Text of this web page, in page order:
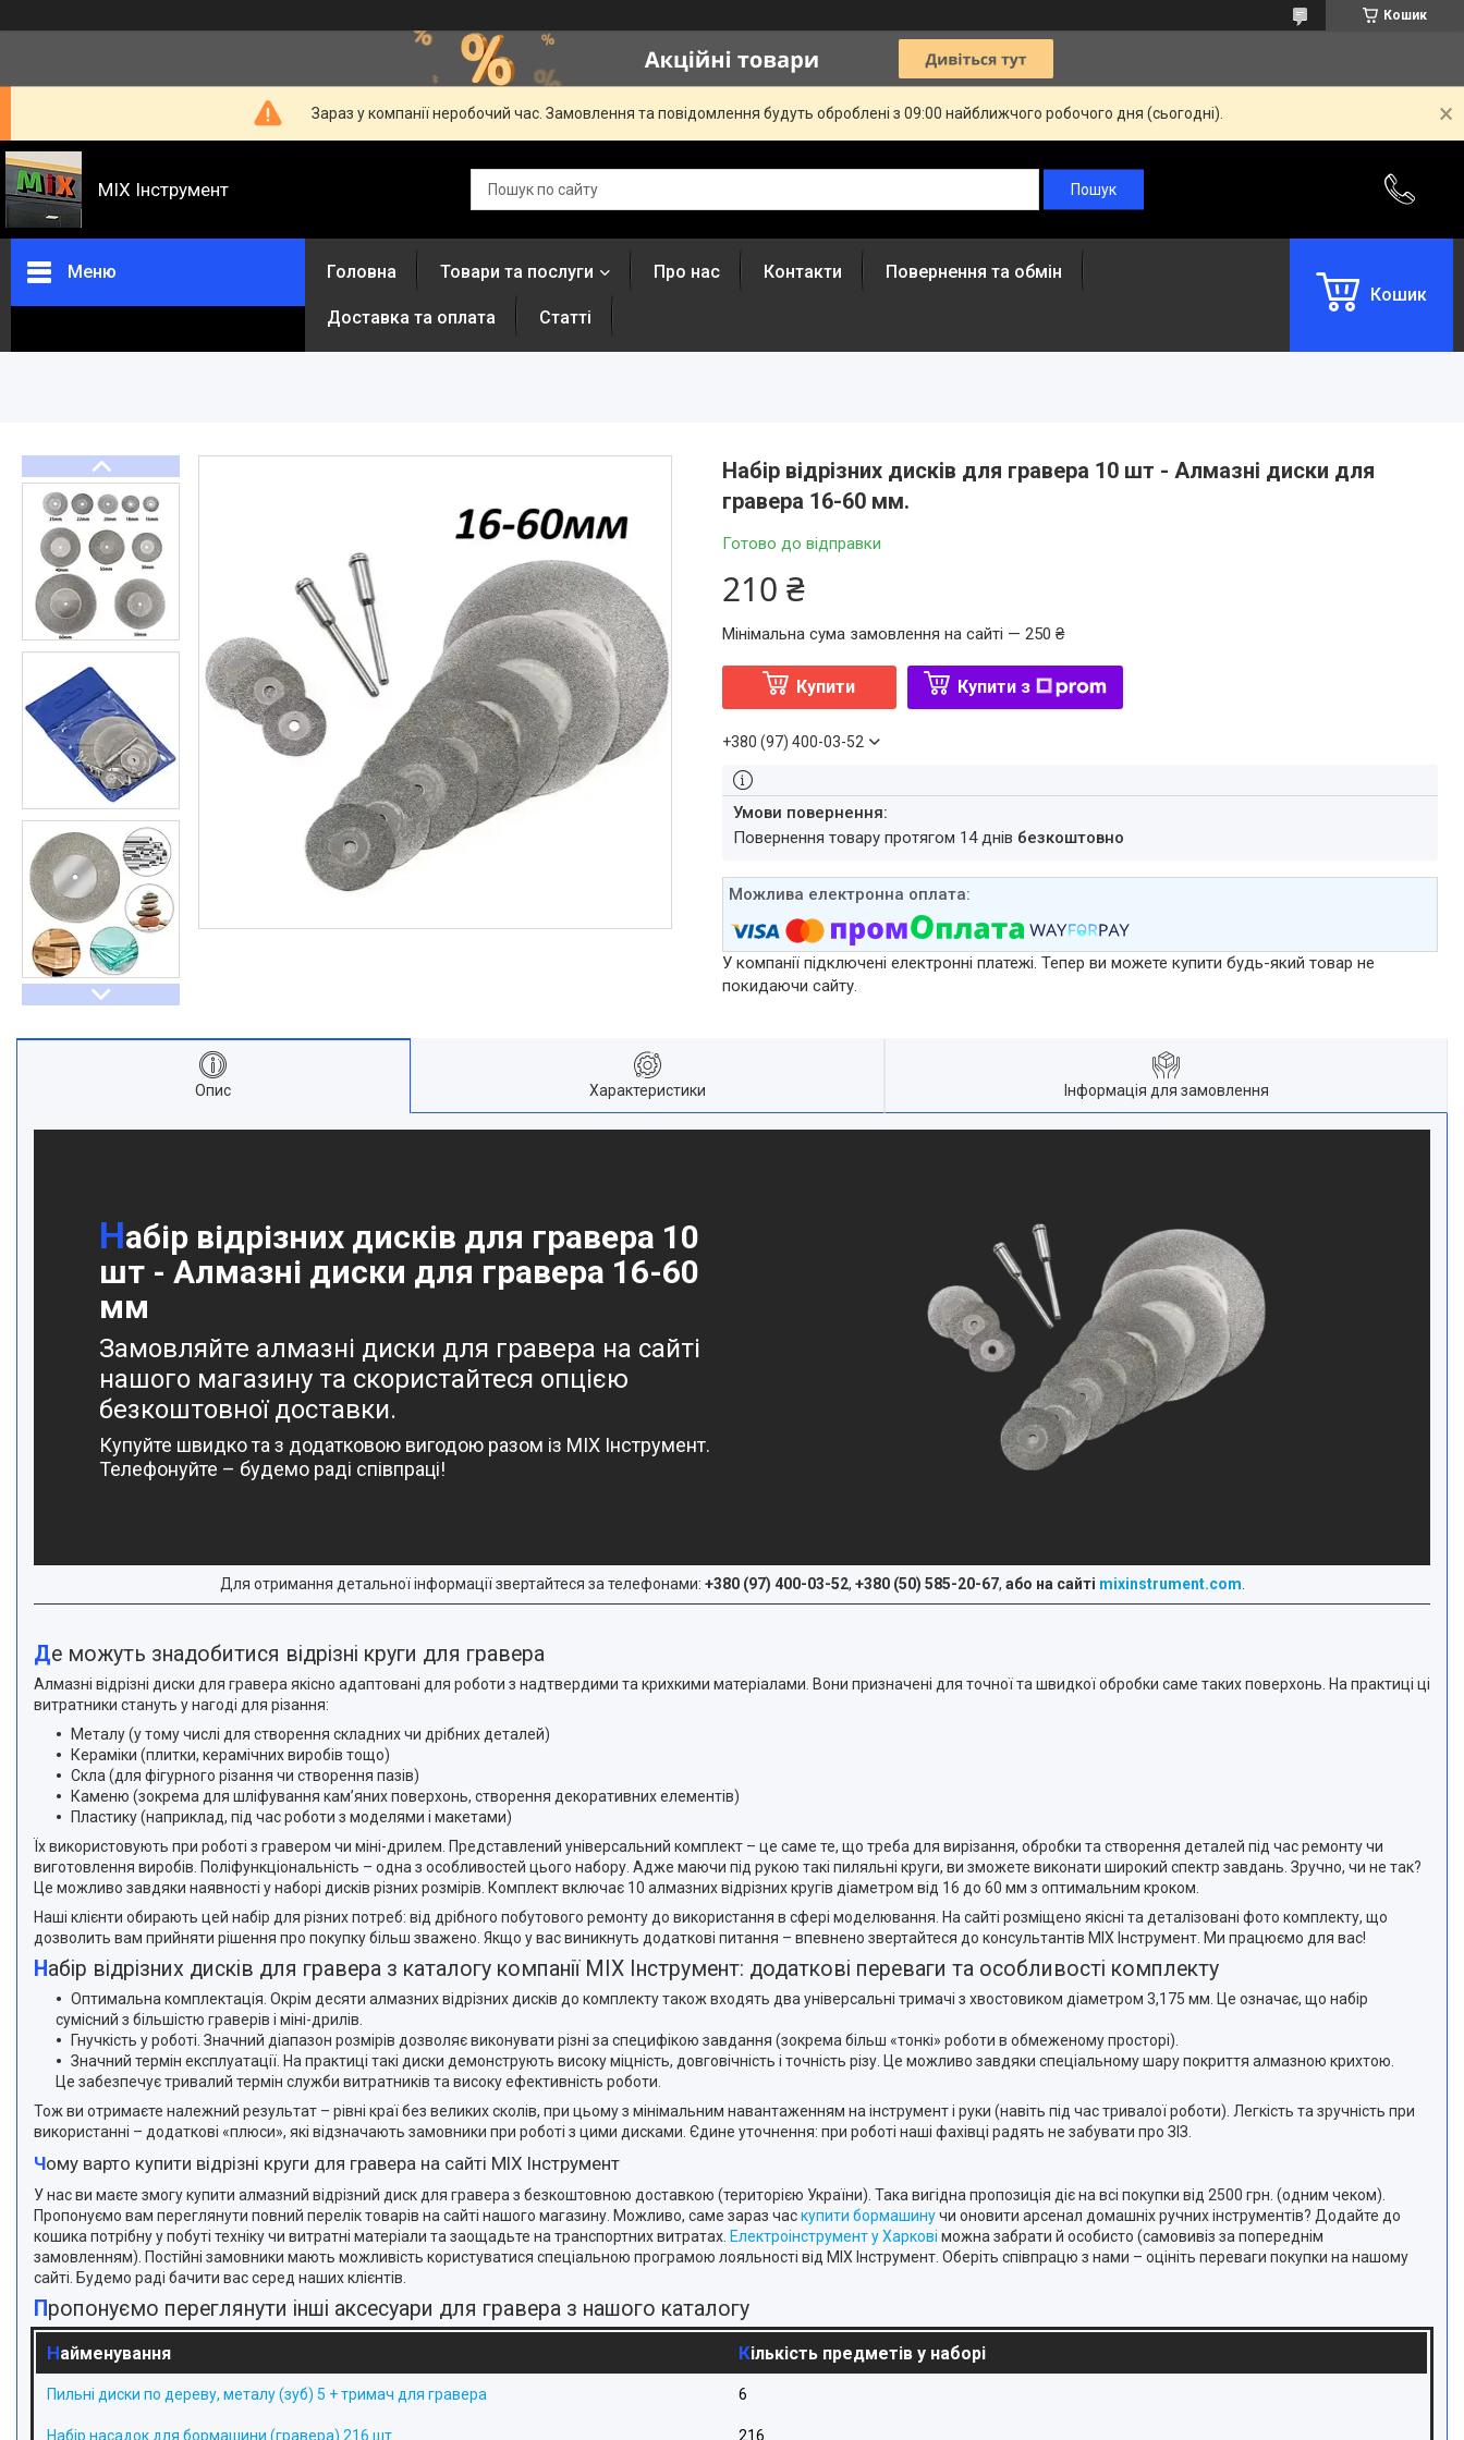
Кошик
Зараз у компанії неробочий час. Замовлення та повідомлення будуть оброблені з 09:00 найближчого робочого дня (сьогодні).
MIX Інструмент
Меню Головна Товари та послуги Про нас Контакти Повернення та обмін
Доставка та оплата Статті
Кошик
Набір відрізних дисків для гравера 10 шт - Алмазні диски для
гравера 16-60 мм.
Готово до відправки
210 ₴
Мінімальна сума замовлення на сайті — 250 ₴
Купити Купити з
+380 (97) 400-03-52
повернення товару протягом 14 днів безкоштовно
У компанії підключені електронні платежі. Тепер ви можете купити будь-який товар не
покидаючи сайту.
Опис Характеристики Інформація для замовлення
Набір відрізних дисків для гравера 10
шт - Алмазні диски для гравера 16-60
мм
Замовляйте алмазні диски для гравера на сайті
нашого магазину та скористайтеся опцією
безкоштовної доставки.
Купуйте швидко та з додатковою вигодою разом із MIX Інструмент.
Телефонуйте – будемо раді співпраці!
Для отримання детальної інформації звертайтеся за телефонами: +380 (97) 400-03-52, +380 (50) 585-20-67, або на сайті mixinstrument.com
Де можуть знадобитися відрізні круги для гравера
Алмазні відрізні диски для гравера якісно адаптовані для роботи з надтвердими та крихкими матеріалами. Вони призначені для точної та швидкої обробки саме таких поверхонь. На практиці ці
витратники стануть у нагоді для різання:
Металу (у тому числі для створення складних чи дрібних деталей)
Кераміки (плитки, керамічних виробів тощо)
Скла (для фігурного різання чи створення пазів)
Каменю (зокрема для шліфування кам’яних поверхонь, створення декоративних елементів)
Пластику (наприклад, під час роботи з моделями і макетами)
Їх використовують при роботі з гравером чи міні-дрилем. Представлений універсальний комплект – це саме те, що треба для вирізання, обробки та створення деталей під час ремонту чи
виготовлення виробів. Поліфункціональність – одна з особливостей цього набору. Адже маючи під рукою такі пиляльні круги, ви зможете виконати широкий спектр завдань. Зручно, чи не так?
Це можливо завдяки наявності у наборі дисків різних розмірів. Комплект включає 10 алмазних відрізних кругів діаметром від 16 до 60 мм з оптимальним кроком.
Наші клієнти обирають цей набір для різних потреб: від дрібного побутового ремонту до використання в сфері моделювання. На сайті розміщено якісні та деталізовані фото комплекту, що
дозволить вам прийняти рішення про покупку більш зважено. Якщо у вас виникнуть додаткові питання – впевнено звертайтеся до консультантів MIX Інструмент. Ми працюємо для вас!
Набір відрізних дисків для гравера з каталогу компанії MIX Інструмент: додаткові переваги та особливості комплекту
Оптимальна комплектація. Окрім десяти алмазних відрізних дисків до комплекту також входять два універсальні тримачі з хвостовиком діаметром 3,175 мм. Це означає, що набір
сумісний з більшістю граверів і міні-дрилів.
Гнучкість у роботі. Значний діапазон розмірів дозволяє виконувати різні за специфікою завдання (зокрема більш «тонкі» роботи в обмеженому просторі).
Значний термін експлуатації. На практиці такі диски демонструють високу міцність, довговічність і точність різу. Це можливо завдяки спеціальному шару покриття алмазною крихтою.
Це забезпечує тривалий термін служби витратників та високу ефективність роботи.
Тож ви отримаєте належний результат – рівні краї без великих сколів, при цьому з мінімальним навантаженням на інструмент і руки (навіть під час тривалої роботи). Легкість та зручність при
використанні – додаткові «плюси», які відзначають замовники при роботі з цими дисками. Єдине уточнення: при роботі наші фахівці радять не забувати про ЗІЗ.
Чому варто купити відрізні круги для гравера на сайті MIX Інструмент
У нас ви маєте змогу купити алмазний відрізний диск для гравера з безкоштовною доставкою (територією України). Така вигідна пропозиція діє на всі покупки від 2500 грн. (одним чеком).
Пропонуємо вам переглянути повний перелік товарів на сайті нашого магазину. Можливо, саме зараз часкупити бормашинучи оновити арсенал домашніх ручних інструментів? Додайте до
кошика потрібну у побуті техніку чи витратні матеріали та заощадьте на транспортних витратах. Електроінструмент у Харкові можна забрати й особисто (самовивіз за попереднім
замовленням). Постійні замовники мають можливість користуватися спеціальною програмою лояльності від MIX Інструмент. Оберіть співпрацю з нами – оцініть переваги покупки на нашому
сайті. Будемо раді бачити вас серед наших клієнтів.
Пропонуємо переглянути інші аксесуари для гравера з нашого каталогу
Найменування Кількість предметів у наборі
Пильні диски по дереву, металу (зуб) 5 + тримач для гравера 6
Набір насадок для бормашини (гравера) 216 шт. 216